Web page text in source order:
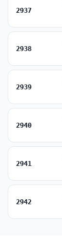
2937
2938
2939
2940
2941
2942